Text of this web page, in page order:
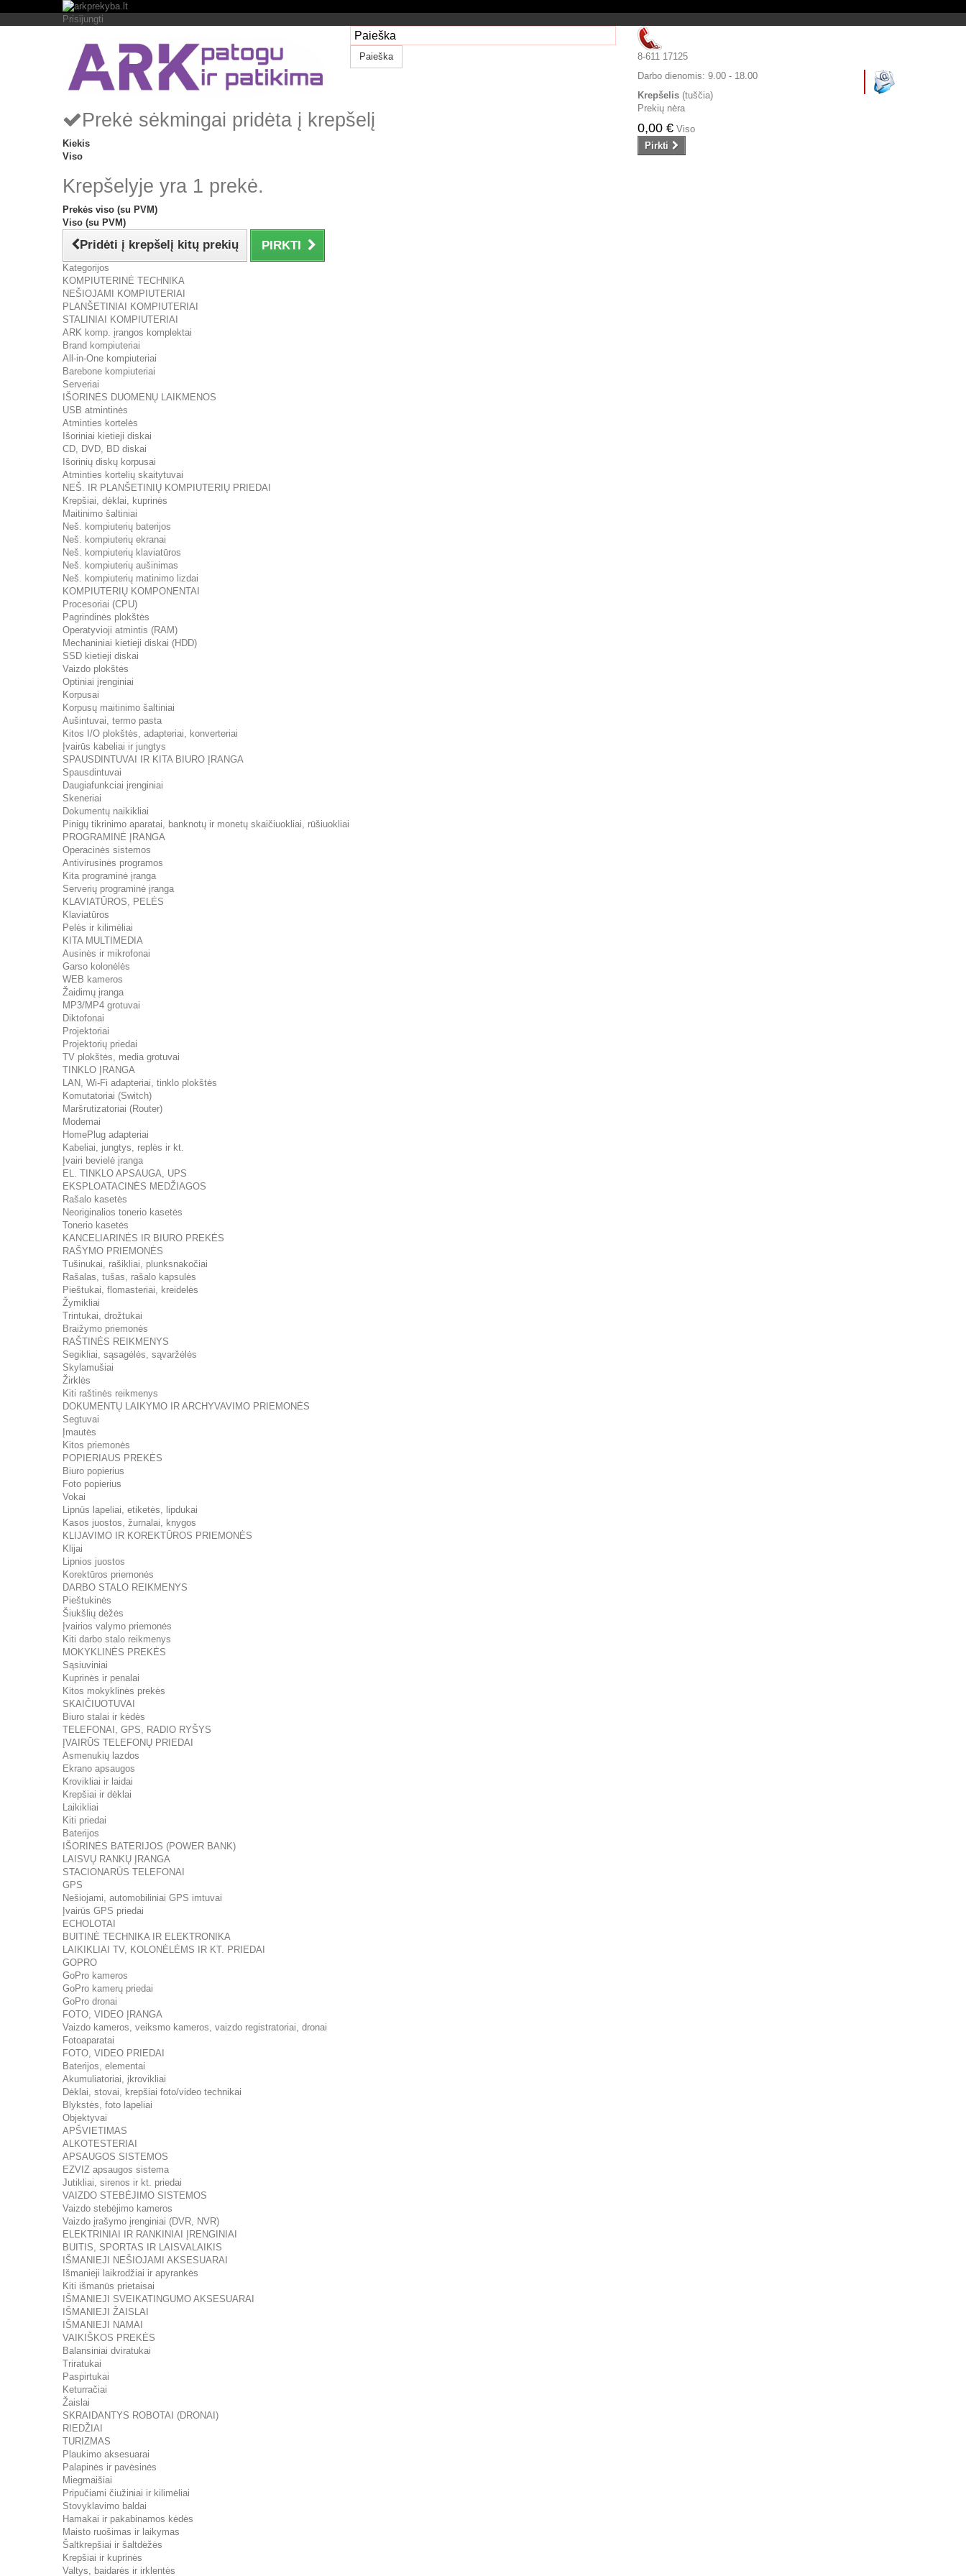
Prisijungti
Paieška
8-611 17125
Darbo dienomis:9.00 - 18.00
Krepšelis (tuščia)
Prekių nėra
0,00 € Viso
Pirkti
Prekė sėkmingai pridėta į krepšelį
Kiekis
Viso
Krepšelyje yra 1 prekė.
Prekės viso (su PVM)
Viso (su PVM)
Pridėti į krepšelį kitų prekių PIRKTI
Kategorijos
KOMPIUTERINĖ TECHNIKA
NEŠIOJAMI KOMPIUTERIAI
PLANŠETINIAI KOMPIUTERIAI
STALINIAI KOMPIUTERIAI
ARK komp. įrangos komplektai
Brand kompiuteriai
All-in-One kompiuteriai
Barebone kompiuteriai
Serveriai
IŠORINĖS DUOMENŲ LAIKMENOS
USB atmintinės
Atminties kortelės
Išoriniai kietieji diskai
CD, DVD, BD diskai
Išorinių diskų korpusai
Atminties kortelių skaitytuvai
NEŠ. IR PLANŠETINIŲ KOMPIUTERIŲ PRIEDAI
Krepšiai, dėklai, kuprinės
Maitinimo šaltiniai
Neš. kompiuterių baterijos
Neš. kompiuterių ekranai
Neš. kompiuterių klaviatūros
Neš. kompiuterių aušinimas
Neš. kompiuterių matinimo lizdai
KOMPIUTERIŲ KOMPONENTAI
Procesoriai (CPU)
Pagrindinės plokštės
Operatyvioji atmintis (RAM)
Mechaniniai kietieji diskai (HDD)
SSD kietieji diskai
Vaizdo plokštės
Optiniai įrenginiai
Korpusai
Korpusų maitinimo šaltiniai
Aušintuvai, termo pasta
Kitos I/O plokštės, adapteriai, konverteriai
Įvairūs kabeliai ir jungtys
SPAUSDINTUVAI IR KITA BIURO ĮRANGA
Spausdintuvai
Daugiafunkciai įrenginiai
Skeneriai
Dokumentų naikikliai
Pinigų tikrinimo aparatai, banknotų ir monetų skaičiuokliai, rūšiuokliai
PROGRAMINĖ ĮRANGA
Operacinės sistemos
Antivirusinės programos
Kita programinė įranga
Serverių programinė įranga
KLAVIATŪROS, PELĖS
Klaviatūros
Pelės ir kilimėliai
KITA MULTIMEDIA
Ausinės ir mikrofonai
Garso kolonėlės
WEB kameros
Žaidimų įranga
MP3/MP4 grotuvai
Diktofonai
Projektoriai
Projektorių priedai
TV plokštės, media grotuvai
TINKLO ĮRANGA
LAN, Wi-Fi adapteriai, tinklo plokštės
Komutatoriai (Switch)
Maršrutizatoriai (Router)
Modemai
HomePlug adapteriai
Kabeliai, jungtys, replės ir kt.
Įvairi bevielė įranga
EL. TINKLO APSAUGA, UPS
EKSPLOATACINĖS MEDŽIAGOS
Rašalo kasetės
Neoriginalios tonerio kasetės
Tonerio kasetės
KANCELIARINĖS IR BIURO PREKĖS
RAŠYMO PRIEMONĖS
Tušinukai, rašikliai, plunksnakočiai
Rašalas, tušas, rašalo kapsulės
Pieštukai, flomasteriai, kreidelės
Žymikliai
Trintukai, drožtukai
Braižymo priemonės
RAŠTINĖS REIKMENYS
Segikliai, sąsagėlės, sąvaržėlės
Skylamušiai
Žirklės
Kiti raštinės reikmenys
DOKUMENTŲ LAIKYMO IR ARCHYVAVIMO PRIEMONĖS
Segtuvai
Įmautės
Kitos priemonės
POPIERIAUS PREKĖS
Biuro popierius
Foto popierius
Vokai
Lipnūs lapeliai, etiketės, lipdukai
Kasos juostos, žurnalai, knygos
KLIJAVIMO IR KOREKTŪROS PRIEMONĖS
Klijai
Lipnios juostos
Korektūros priemonės
DARBO STALO REIKMENYS
Pieštukinės
Šiukšlių dėžės
Įvairios valymo priemonės
Kiti darbo stalo reikmenys
MOKYKLINĖS PREKĖS
Sąsiuviniai
Kuprinės ir penalai
Kitos mokyklinės prekės
SKAIČIUOTUVAI
Biuro stalai ir kėdės
TELEFONAI, GPS, RADIO RYŠYS
ĮVAIRŪS TELEFONŲ PRIEDAI
Asmenukių lazdos
Ekrano apsaugos
Krovikliai ir laidai
Krepšiai ir dėklai
Laikikliai
Kiti priedai
Baterijos
IŠORINĖS BATERIJOS (POWER BANK)
LAISVŲ RANKŲ ĮRANGA
STACIONARŪS TELEFONAI
GPS
Nešiojami, automobiliniai GPS imtuvai
Įvairūs GPS priedai
ECHOLOTAI
BUITINĖ TECHNIKA IR ELEKTRONIKA
LAIKIKLIAI TV, KOLONĖLĖMS IR KT. PRIEDAI
GOPRO
GoPro kameros
GoPro kamerų priedai
GoPro dronai
FOTO, VIDEO ĮRANGA
Vaizdo kameros, veiksmo kameros, vaizdo registratoriai, dronai
Fotoaparatai
FOTO, VIDEO PRIEDAI
Baterijos, elementai
Akumuliatoriai, įkrovikliai
Dėklai, stovai, krepšiai foto/video technikai
Blykstės, foto lapeliai
Objektyvai
APŠVIETIMAS
ALKOTESTERIAI
APSAUGOS SISTEMOS
EZVIZ apsaugos sistema
Jutikliai, sirenos ir kt. priedai
VAIZDO STEBĖJIMO SISTEMOS
Vaizdo stebėjimo kameros
Vaizdo įrašymo įrenginiai (DVR, NVR)
ELEKTRINIAI IR RANKINIAI ĮRENGINIAI
BUITIS, SPORTAS IR LAISVALAIKIS
IŠMANIEJI NEŠIOJAMI AKSESUARAI
Išmanieji laikrodžiai ir apyrankės
Kiti išmanūs prietaisai
IŠMANIEJI SVEIKATINGUMO AKSESUARAI
IŠMANIEJI ŽAISLAI
IŠMANIEJI NAMAI
VAIKIŠKOS PREKĖS
Balansiniai dviratukai
Triratukai
Paspirtukai
Keturračiai
Žaislai
SKRAIDANTYS ROBOTAI (DRONAI)
RIEDŽIAI
TURIZMAS
Plaukimo aksesuarai
Palapinės ir pavėsinės
Miegmaišiai
Pripučiami čiužiniai ir kilimėliai
Stovyklavimo baldai
Hamakai ir pakabinamos kėdės
Maisto ruošimas ir laikymas
Šaltkrepšiai ir šaltdėžės
Krepšiai ir kuprinės
Valtys, baidarės ir irklentės